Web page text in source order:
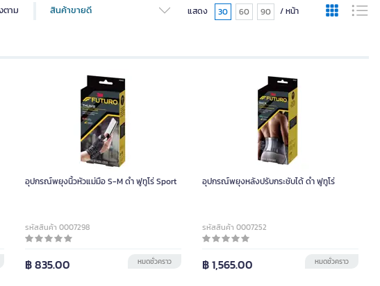
ตาม สินค้าขายดี แสดง 30 60 90 / หน้า
อุปกรณ์พยุงนิ้วหัวแม่มือ S-M ดำ ฟูทูโร่ Sport
รหัสสินค้า 0007298
฿ 835.00 หมดชั่วคราว
อุปกรณ์พยุงหลังปรับกระชับได้ ดำ ฟูทูโร่
รหัสสินค้า 0007252
฿ 1,565.00 หมดชั่วคราว